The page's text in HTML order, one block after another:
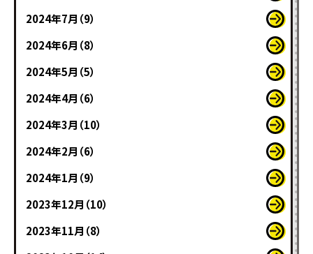
2024年7月（9）
2024年6月（8）
2024年5月（5）
2024年4月（6）
2024年3月（10）
2024年2月（6）
2024年1月（9）
2023年12月（10）
2023年11月（8）